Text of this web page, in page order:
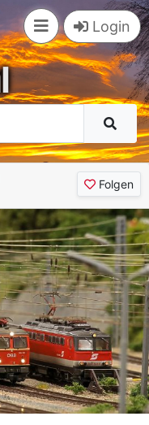
Login
Folgen